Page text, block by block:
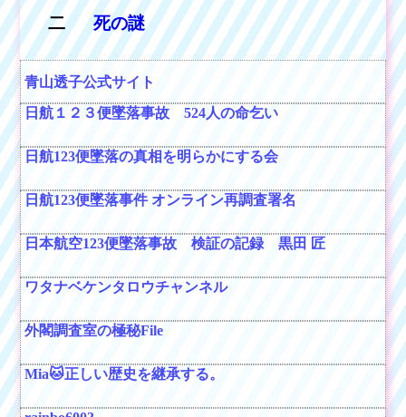
青山透子公式サイト
日航１２３便墜落事故 524人の命乞い
日航123便墜落の真相を明らかにする会
日航123便墜落事件 オンライン再調査署名
日本航空123便墜落事故 検証の記録 黒田 匠
ワタナベケンタロウチャンネル
外閣調査室の極秘File
Mia🐱正しい歴史を継承する。
二 死の謎